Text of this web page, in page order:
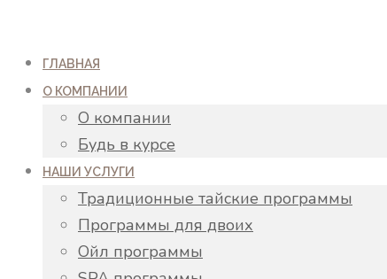
ГЛАВНАЯ
О КОМПАНИИ
О компании
Будь в курсе
НАШИ УСЛУГИ
Традиционные тайские программы
Программы для двоих
Ойл программы